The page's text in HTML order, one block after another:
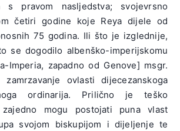
s pravom nasljedstva; svojevrsno
četiri godine koje Reya dijele od
75 godina. Ili što je izglednije,
se dogodilo albenško-imperijskomu
Imperia, zapadno od Genove] msgr.
ovlasti dijecezanskoga
ordinarija. Prilično je teško
mogu postojati puna vlast
svojom biskupijom i dijeljenje te